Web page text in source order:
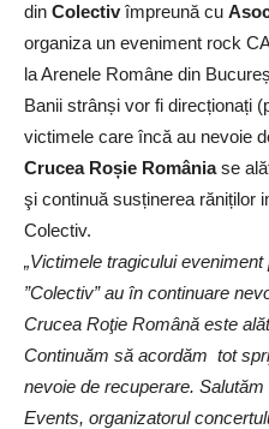
din Colectivîmpreună cu
organiza un eveniment rock
la Arenele Române din
Banii strânși vor fi direcționați
victimele care încă au nevoie
Crucea Roșie Româniase
şi continuă susținerea răniților
Colectiv.
„Victimele tragicului
”Colectiv” au în continuare
Crucea Roţie Română este
Continuăm să acordăm tot
nevoie de recuperare.
Events, organizatorul